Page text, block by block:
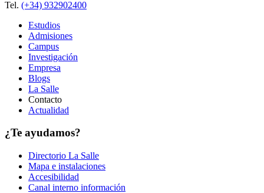
Tel. (+34) 932902400
Estudios
Admisiones
Campus
Investigación
Empresa
Blogs
La Salle
Contacto
Actualidad
¿Te ayudamos?
Directorio La Salle
Mapa e instalaciones
Accesibilidad
Canal interno información